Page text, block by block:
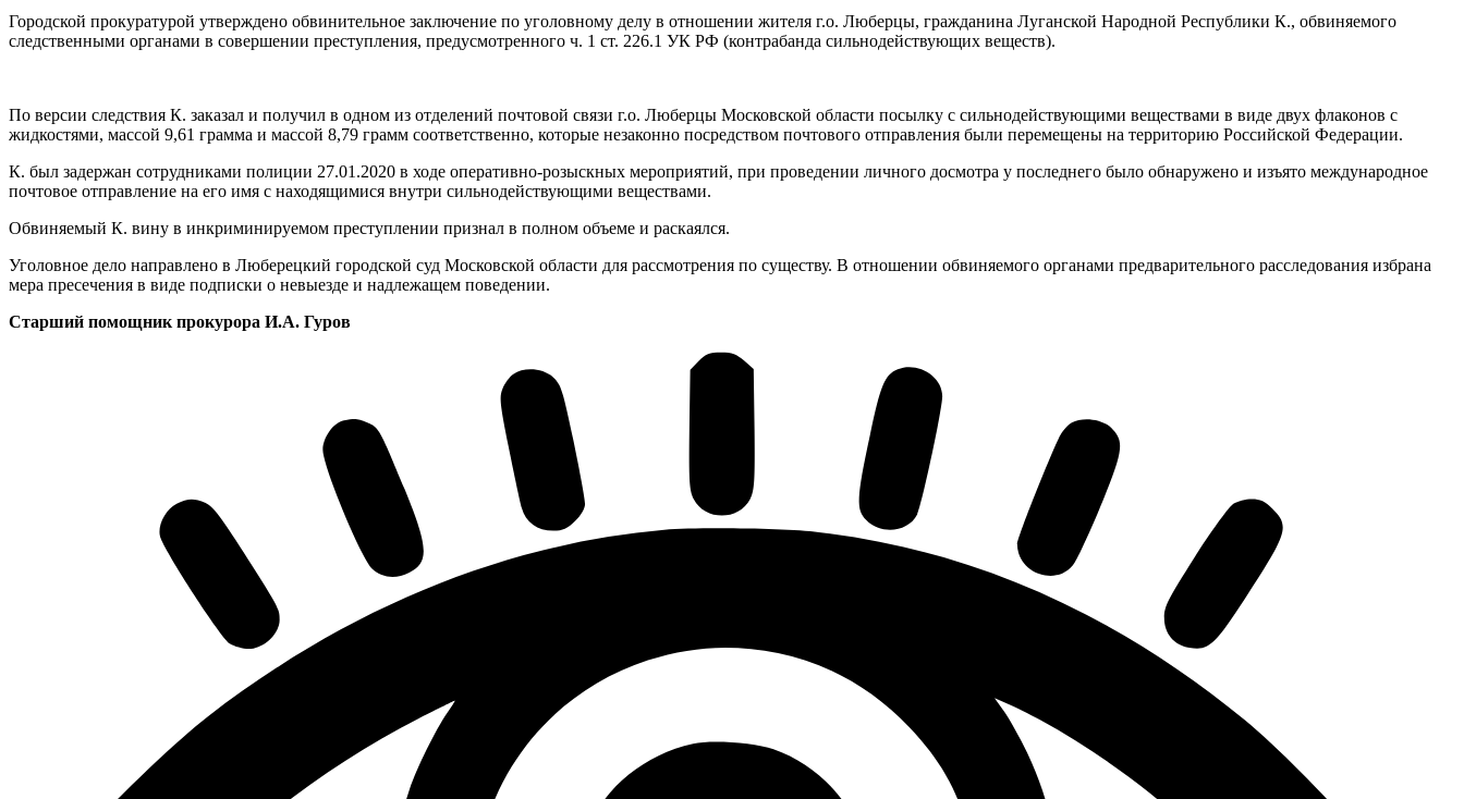
Городской прокуратурой утверждено обвинительное заключение по уголовному делу в отношении жителя г.о. Люберцы, гражданина Луганской Народной Республики К., обвиняемого
следственными органами в совершении преступления, предусмотренного ч. 1 ст. 226.1 УК РФ (контрабанда сильнодействующих веществ).
По версии следствия К. заказал и получил в одном из отделений почтовой связи г.о. Люберцы Московской области посылку с сильнодействующими веществами в виде двух флаконов с
жидкостями, массой 9,61 грамма и массой 8,79 грамм соответственно, которые незаконно посредством почтового отправления были перемещены на территорию Российской Федерации.
К. был задержан сотрудниками полиции 27.01.2020 в ходе оперативно-розыскных мероприятий, при проведении личного досмотра у последнего было обнаружено и изъято международное
почтовое отправление на его имя с находящимися внутри сильнодействующими веществами.
Обвиняемый К. вину в инкриминируемом преступлении признал в полном объеме и раскаялся.
Уголовное дело направлено в Люберецкий городской суд Московской области для рассмотрения по существу. В отношении обвиняемого органами предварительного расследования избрана
мера пресечения в виде подписки о невыезде и надлежащем поведении.
Старший помощник прокурора И.А. Гуров